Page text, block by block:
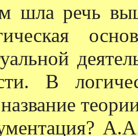
шла речь
В